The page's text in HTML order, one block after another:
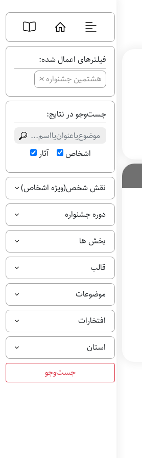
فیلترهای اعمال شده:
هشتمین جشنواره+
جست‌وجو در نتایج:
اشخاص آثار
نقش شخص(ویژه اشخاص)
دوره جشنواره
بخش ها
قالب
موضوعات
افتخارات
استان